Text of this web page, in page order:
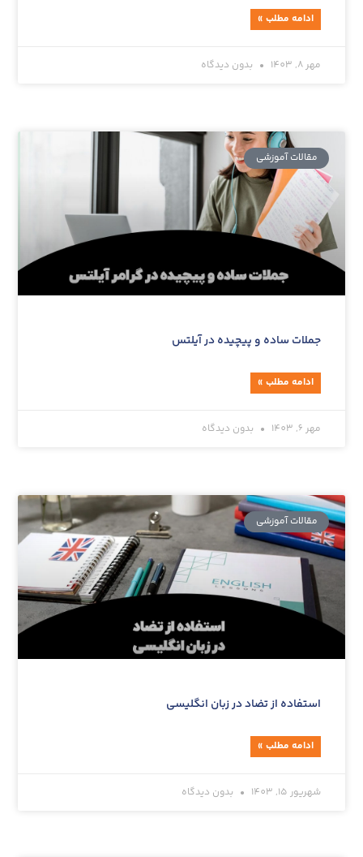
ادامه مطلب »
مهر 8, 1403 بدون دیدگاه
مقالات آموزشی‌
جملات ساده و پیچیده در آیلتس
ادامه مطلب »
مهر 6, 1403 بدون دیدگاه
مقالات آموزشی‌
استفاده از تضاد در زبان انگلیسی
ادامه مطلب »
شهریور 15, 1403 بدون دیدگاه